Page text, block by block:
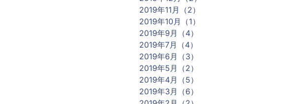
2019年11月（2）
2019年10月（1）
2019年9月（4）
2019年7月（4）
2019年6月（3）
2019年5月（2）
2019年4月（5）
2019年3月（6）